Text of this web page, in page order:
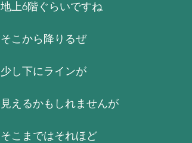
地上6階ぐらいですね
そこから降りるぜ
少し下にラインが
見えるかもしれませんが
そこまではそれほど